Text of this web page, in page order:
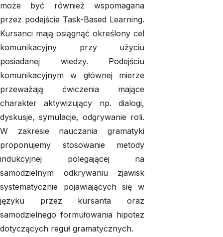
może być również wspomagana
przez podejście Task-Based Learning.
Kursanci mają osiągnąć określony cel
komunikacyjny przy użyciu
posiadanej wiedzy. Podejściu
komunikacyjnym w głównej mierze
przeważają ćwiczenia mające
charakter aktywizujący np. dialogi,
dyskusje, symulacje, odgrywanie roli.
W zakresie nauczania gramatyki
proponujemy stosowanie metody
indukcyjnej polegającej na
samodzielnym odkrywaniu zjawisk
systematycznie pojawiających się w
języku przez kursanta oraz
samodzielnego formułowania hipotez
dotyczących reguł gramatycznych.